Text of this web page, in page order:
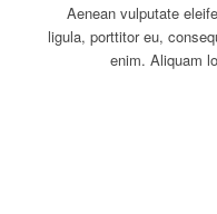
Aenean vulputate
ligula, porttitor eu,
enim. Aliquam